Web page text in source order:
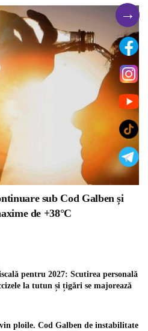
sub Cod Galben și
de +38°C
pentru 2027: Scutirea personală
la tutun și țigări se majorează
ploile. Cod Galben de instabilitate
→